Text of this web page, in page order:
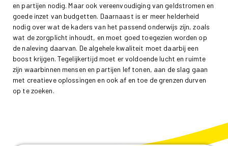
en partijen nodig. Maar ook vereenvoudiging van geldstromen en
goede inzet van budgetten. Daarnaast is er meer helderheid
nodig over wat de kaders van het passend onderwijs zijn, zoals
wat de zorgplicht inhoudt, en moet goed toegezien worden op
de naleving daarvan. De algehele kwaliteit moet daarbij een
boost krijgen. Tegelijkertijd moet er voldoende lucht en ruimte
zijn waarbinnen mensen en partijen lef tonen, aan de slag gaan
met creatieve oplossingen en ook af en toe de grenzen durven
op te zoeken.